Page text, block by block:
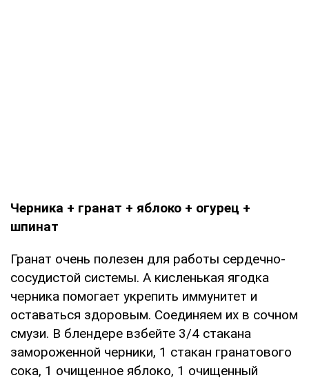
Черника + гранат + яблоко + огурец +
шпинат
Гранат очень полезен для работы сердечно-
сосудистой системы. А кисленькая ягодка
черника помогает укрепить иммунитет и
оставаться здоровым. Соединяем их в сочном
смузи. В блендере взбейте 3/4 стакана
замороженной черники, 1 стакан гранатового
сока, 1 очищенное яблоко, 1 очищенный